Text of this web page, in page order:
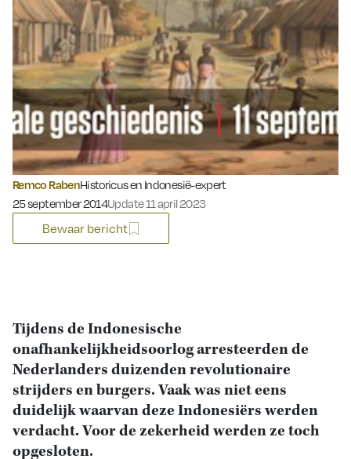
Remco RabenHistoricus en Indonesië-expert
Gepubliceerd op:
25 september 2014Update 11 april 2023
Bewaar bericht
Tijdens de Indonesische
onafhankelijkheidsoorlog arresteerden de
Nederlanders duizenden revolutionaire
strijders en burgers. Vaak was niet eens
duidelijk waarvan deze Indonesiërs werden
verdacht. Voor de zekerheid werden ze toch
opgesloten.